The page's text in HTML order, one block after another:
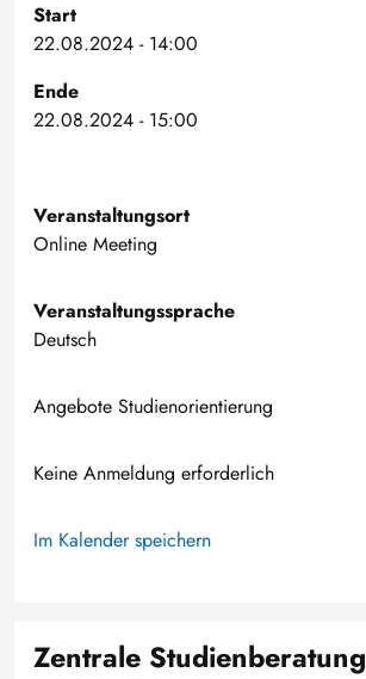
Start
22.08.2024 - 14:00
Ende
22.08.2024 - 15:00
Veranstaltungsort
Online Meeting
Veranstaltungssprache
Deutsch
Angebote Studienorientierung
Keine Anmeldung erforderlich
Im Kalender speichern
Zentrale Studienberatung